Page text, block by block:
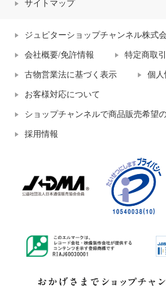
サイトマップ
ジュピターショップチャンネル株式
会社概要/免許情報 特定商取
古物営業法に基づく表示 個人
お客様対応について
ショップチャンネルで商品販売希望
採用情報